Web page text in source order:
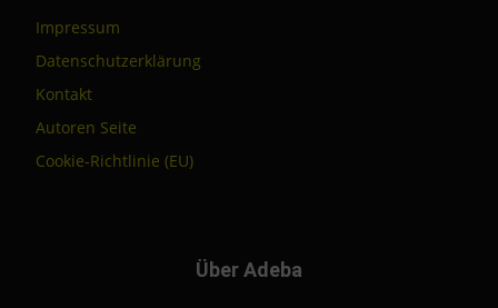
Impressum
Datenschutzerklärung
Kontakt
Autoren Seite
Cookie-Richtlinie (EU)
Über Adeba